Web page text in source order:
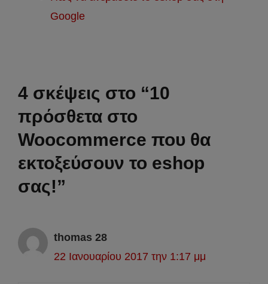
Google
4 σκέψεις στο “10
πρόσθετα στο
Woocommerce που θα
εκτοξεύσουν το eshop
σας!”
thomas 28
22 Ιανουαρίου 2017 την 1:17 μμ